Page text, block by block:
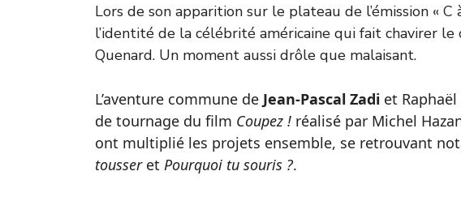
Lors de son apparition sur le plateau de l’émission « C
l’identité de la célébrité américaine qui fait chavirer
Quenard. Un moment aussi drôle que malaisant.
L’aventure commune de Jean-Pascal Zadi et
de tournage du film Coupez ! réalisé par Michel
ont multiplié les projets ensemble, se retrouvant
tousseret Pourquoi tu souris ?.